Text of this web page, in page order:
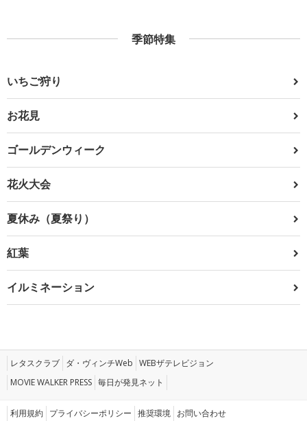
季節特集
いちご狩り
お花見
ゴールデンウィーク
花火大会
夏休み（夏祭り）
紅葉
イルミネーション
レタスクラブ ダ・ヴィンチWeb WEBザテレビジョン
MOVIE WALKER PRESS 毎日が発見ネット
利用規約 プライバシーポリシー 推奨環境 お問い合わせ